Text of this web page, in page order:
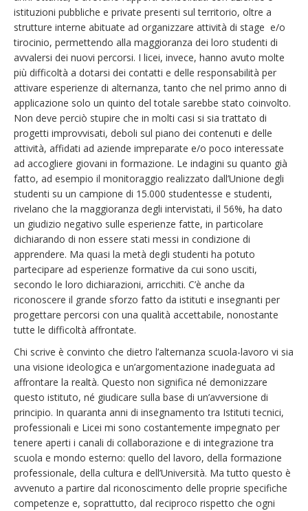
istituzioni pubbliche e private presenti sul territorio, oltre a
strutture interne abituate ad organizzare attività di stage e/o
tirocinio, permettendo alla maggioranza dei loro studenti di
avvalersi dei nuovi percorsi. I licei, invece, hanno avuto molte
più difficoltà a dotarsi dei contatti e delle responsabilità per
attivare esperienze di alternanza, tanto che nel primo anno di
applicazione solo un quinto del totale sarebbe stato coinvolto.
Non deve perciò stupire che in molti casi si sia trattato di
progetti improvvisati, deboli sul piano dei contenuti e delle
attività, affidati ad aziende impreparate e/o poco interessate
ad accogliere giovani in formazione. Le indagini su quanto già
fatto, ad esempio il monitoraggio realizzato dall’Unione degli
studenti su un campione di 15.000 studentesse e studenti,
rivelano che la maggioranza degli intervistati, il 56%, ha dato
un giudizio negativo sulle esperienze fatte, in particolare
dichiarando di non essere stati messi in condizione di
apprendere. Ma quasi la metà degli studenti ha potuto
partecipare ad esperienze formative da cui sono usciti,
secondo le loro dichiarazioni, arricchiti. C’è anche da
riconoscere il grande sforzo fatto da istituti e insegnanti per
progettare percorsi con una qualità accettabile, nonostante
tutte le difficoltà affrontate.
Chi scrive è convinto che dietro l’alternanza scuola-lavoro vi sia
una visione ideologica e un’argomentazione inadeguata ad
affrontare la realtà. Questo non significa né demonizzare
questo istituto, né giudicare sulla base di un’avversione di
principio. In quaranta anni di insegnamento tra Istituti tecnici,
professionali e Licei mi sono costantemente impegnato per
tenere aperti i canali di collaborazione e di integrazione tra
scuola e mondo esterno: quello del lavoro, della formazione
professionale, della cultura e dell’Università. Ma tutto questo è
avvenuto a partire dal riconoscimento delle proprie specifiche
competenze e, soprattutto, dal reciproco rispetto che ogni